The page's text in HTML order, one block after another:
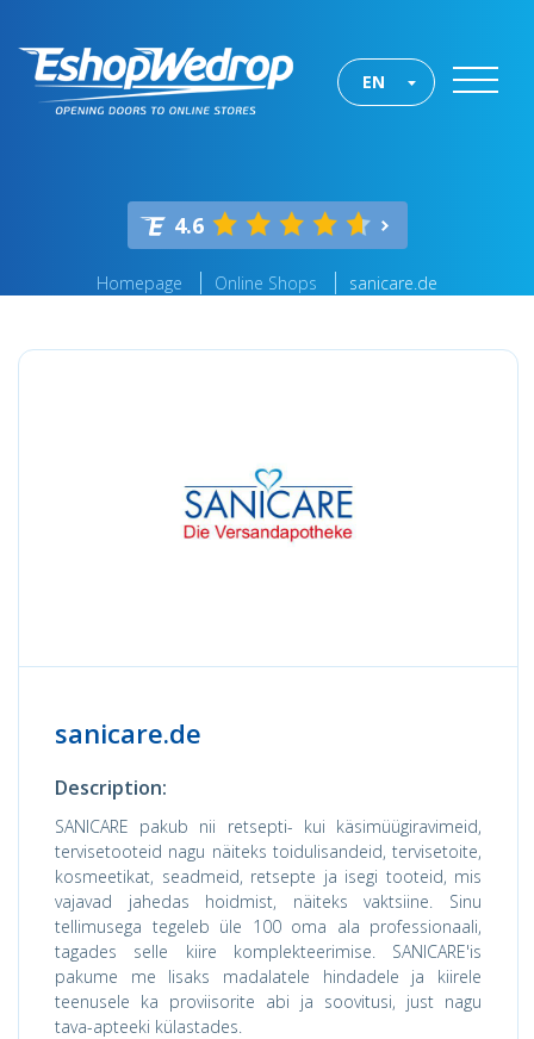
EN
4.6
Homepage Online Shops sanicare.de
sanicare.de
Description:
SANICARE pakub nii retsepti- kui käsimüügiravimeid,
tervisetooteid nagu näiteks toidulisandeid, tervisetoite,
kosmeetikat, seadmeid, retsepte ja isegi tooteid, mis
vajavad jahedas hoidmist, näiteks vaktsiine. Sinu
tellimusega tegeleb üle 100 oma ala professionaali,
tagades selle kiire komplekteerimise. SANICARE'is
pakume me lisaks madalatele hindadele ja kiirele
teenusele ka proviisorite abi ja soovitusi, just nagu
tava-apteeki külastades.